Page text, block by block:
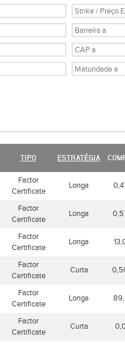
TIPO ESTRATÉGIA
Factor
Certificate
Longa
Factor
Certificate
Longa
Factor
Certificate
Longa
Factor
Certificate
Curta
Factor
Certificate
Longa
Factor
Certificate
Curta